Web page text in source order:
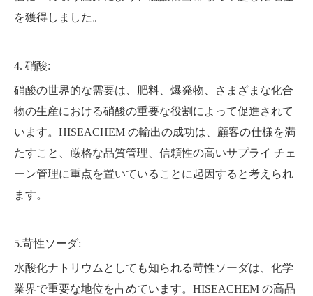
を獲得しました。
4. 硝酸:
硝酸の世界的な需要は、肥料、爆発物、さまざまな化合
物の生産における硝酸の重要な役割によって促進されて
います。HISEACHEM の輸出の成功は、顧客の仕様を満
たすこと、厳格な品質管理、信頼性の高いサプライ チェ
ーン管理に重点を置いていることに起因すると考えられ
ます。
5.苛性ソーダ:
水酸化ナトリウムとしても知られる苛性ソーダは、化学
業界で重要な地位を占めています。HISEACHEM の高品